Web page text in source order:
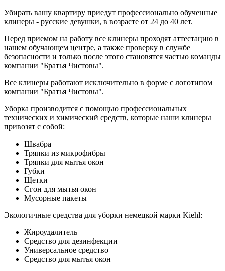
Убирать вашу квартиру приедут профессионально обученные
клинеры - русские девушки, в возрасте от 24 до 40 лет.
Перед приемом на работу все клинеры проходят аттестацию в
нашем обучающем центре, а также проверку в службе
безопасности и только после этого становятся частью команды
компании "Братья Чистовы".
Все клинеры работают исключительно в форме с логотипом
компании "Братья Чистовы".
Уборка производится с помощью профессиональных
технических и химический средств, которые наши клинеры
привозят с собой:
Швабра
Тряпки из микрофибры
Тряпки для мытья окон
Губки
Щетки
Сгон для мытья окон
Мусорные пакеты
Экологичные средства для уборки немецкой марки Kiehl:
Жироудалитель
Средство для дезинфекции
Универсальное средство
Средство для мытья окон